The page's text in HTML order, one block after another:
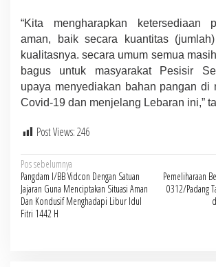
“Kita mengharapkan ketersediaan
aman, baik secara kuantitas
kualitasnya. secara umum semua
bagus untuk masyarakat Pesisir
upaya menyediakan bahan pangan di
Covid-19 dan menjelang Lebaran ini,”
Post Views:246
Navigasi
pos
Pos sebelumnya
Pangdam I/BB Vidcon Dengan Satuan
Jajaran Guna Menciptakan Situasi Aman
Dan Kondusif Menghadapi Libur Idul
Fitri 1442 H
Pemeliharaan
0312/Padang